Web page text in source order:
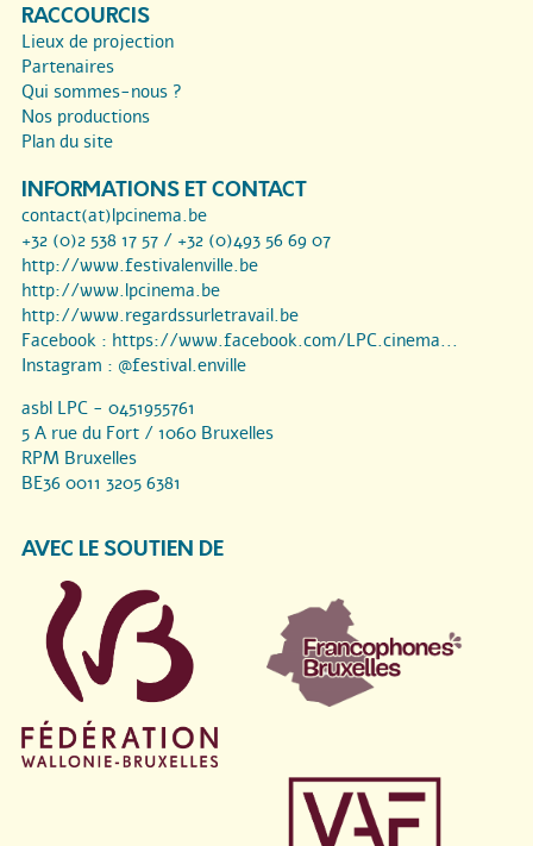
RACCOURCIS
Lieux de projection
Partenaires
Qui sommes-nous ?
Nos productions
Plan du site
INFORMATIONS ET CONTACT
contact(at)lpcinema.be
+32 (0)2 538 17 57 / +32 (0)493 56 69 07
http://www.festivalenville.be
http://www.lpcinema.be
http://www.regardssurletravail.be
Facebook : https://www.facebook.com/LPC.cinema...
Instagram : @festival.enville
asbl LPC - 0451955761
5 A rue du Fort / 1060 Bruxelles
RPM Bruxelles
BE36 0011 3205 6381
AVEC LE SOUTIEN DE